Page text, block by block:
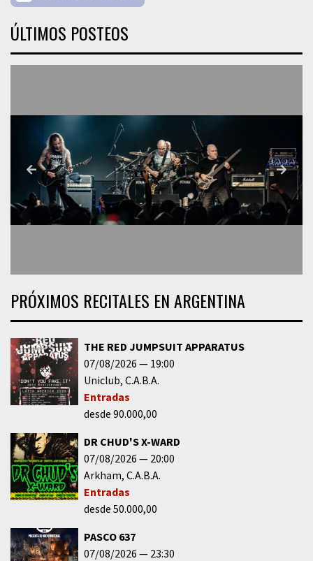
ÚLTIMOS POSTEOS
PRÓXIMOS RECITALES EN ARGENTINA
THE RED JUMPSUIT APPARATUS
07/08/2026
19:00
Uniclub C.A.B.A.
Entradas
desde 90.000,00
DR CHUD'S X-WARD
07/08/2026
20:00
Arkham C.A.B.A.
Entradas
desde 50.000,00
PASCO 637
07/08/2026
23:30